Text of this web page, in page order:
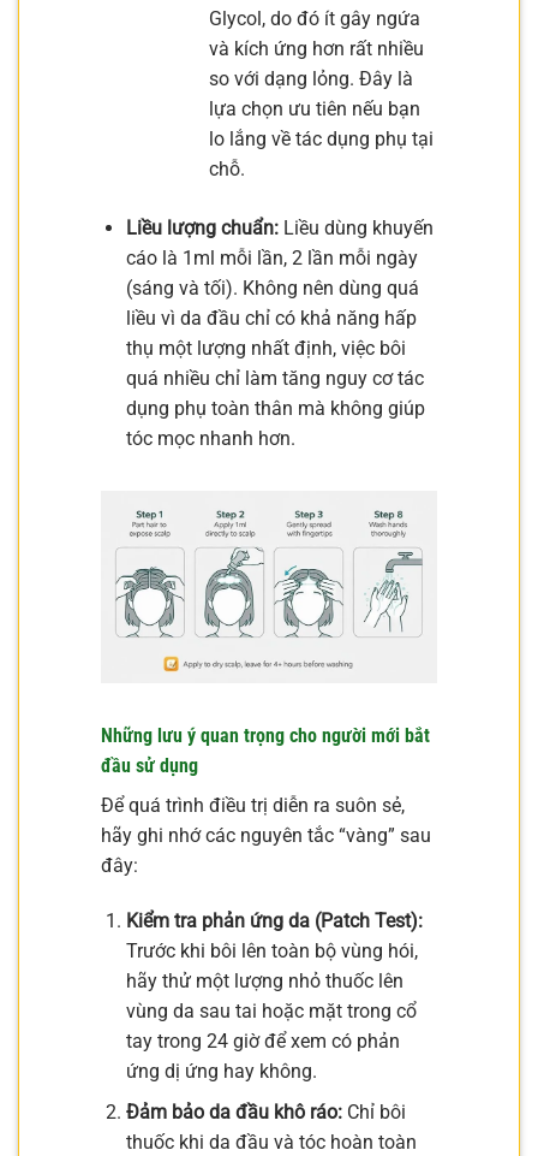
Glycol, do đó ít gây ngứa
và kích ứng hơn rất nhiều
so với dạng lỏng. Đây là
lựa chọn ưu tiên nếu bạn
lo lắng về tác dụng phụ tại
chỗ.
Liều lượng chuẩn:Liều dùng khuyến
cáo là 1ml mỗi lần, 2 lần mỗi ngày
(sáng và tối). Không nên dùng quá
liều vì da đầu chỉ có khả năng hấp
thụ một lượng nhất định, việc bôi
quá nhiều chỉ làm tăng nguy cơ tác
dụng phụ toàn thân mà không giúp
tóc mọc nhanh hơn.
Những lưu ý quan trọng cho người mới bắt
đầu sử dụng
Để quá trình điều trị diễn ra suôn sẻ,
hãy ghi nhớ các nguyên tắc “vàng” sau
đây:
Kiểm tra phản ứng da (Patch Test):
Trước khi bôi lên toàn bộ vùng hói,
hãy thử một lượng nhỏ thuốc lên
vùng da sau tai hoặc mặt trong cổ
tay trong 24 giờ để xem có phản
ứng dị ứng hay không.
Đảm bảo da đầu khô ráo:Chỉ bôi
thuốc khi da đầu và tóc hoàn toàn